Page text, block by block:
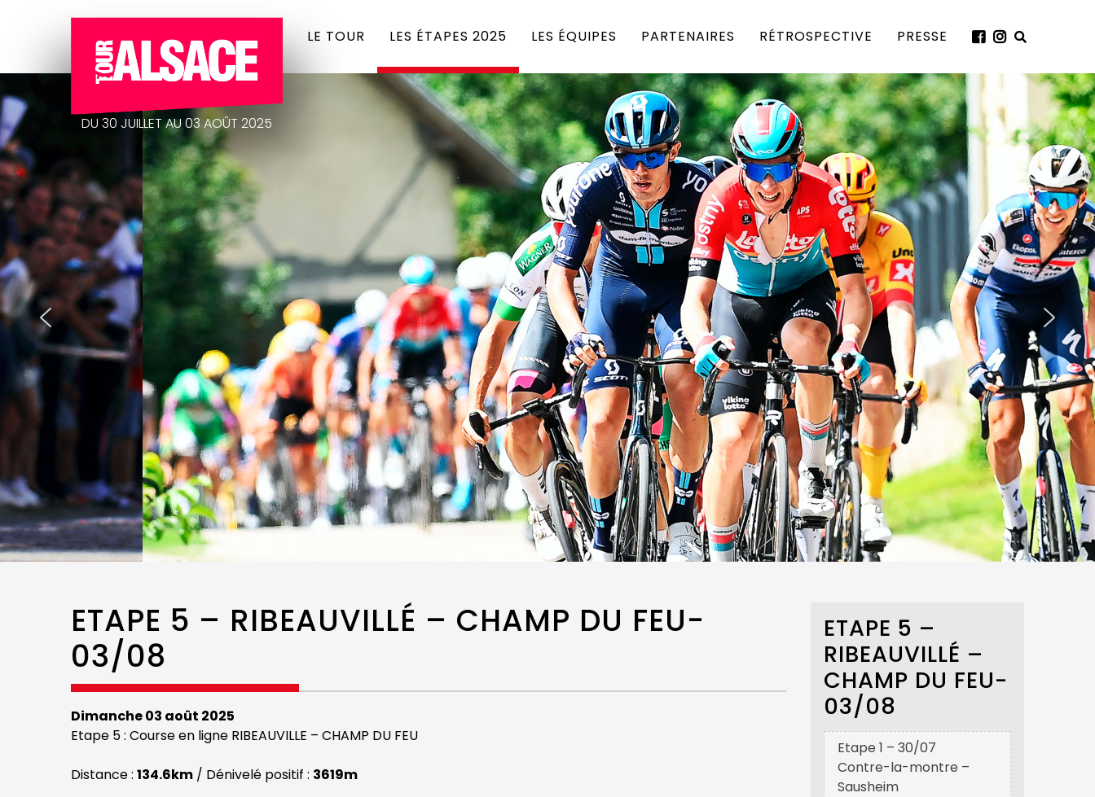
DU 30 JUILLET AU 03 AOÛT 2025
LE TOUR LES ÉTAPES 2025 LES ÉQUIPES PARTENAIRES RÉTROSPECTIVE PRESSE
ETAPE 5 – RIBEAUVILLÉ – CHAMP DU FEU-
03/08
Dimanche 03 août 2025
Etape 5 : Course en ligne RIBEAUVILLE – CHAMP DU FEU
Distance : 134.6km / Dénivelé positif : 3619m
ETAPE 5 –
RIBEAUVILLÉ –
CHAMP DU FEU-
03/08
Etape 1 – 30/07
Contre-la-montre –
Sausheim